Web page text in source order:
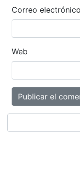
Correo electrónico
Web